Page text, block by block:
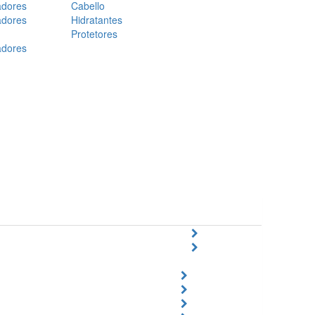
Cabello
Hidratantes
Protetores